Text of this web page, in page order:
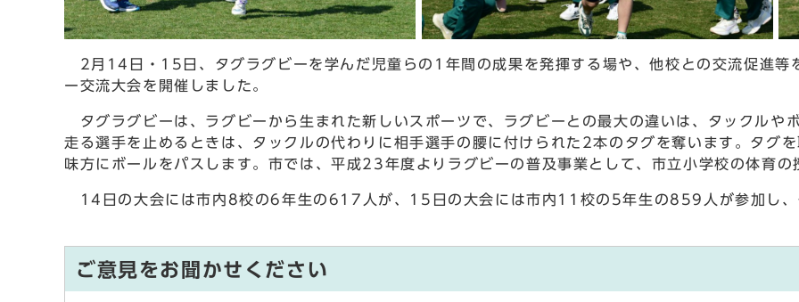
2月14日・15日、タグラグビーを学んだ児童らの1年間の成果を発揮する場や、他校との交流促進等
ー交流大会を開催しました。
タグラグビーは、ラグビーから生まれた新しいスポーツで、ラグビーとの最大の違いは、タックルや
走る選手を止めるときは、タックルの代わりに相手選手の腰に付けられた2本のタグを奪います。タグ
味方にボールをパスします。市では、平成23年度よりラグビーの普及事業として、市立小学校の体育の
14日の大会には市内8校の6年生の617人が、15日の大会には市内11校の5年生の859人が参加し、
ご意見をお聞かせください